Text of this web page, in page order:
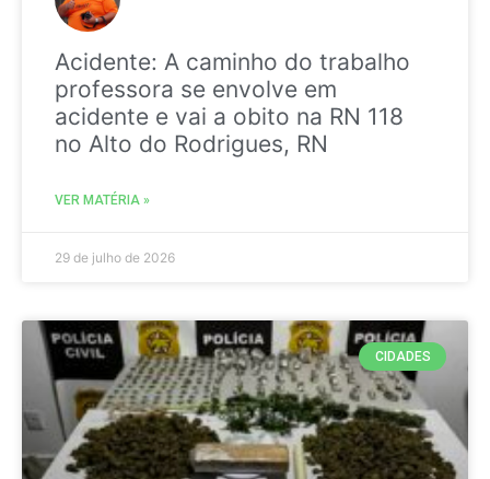
Acidente: A caminho do trabalho
professora se envolve em
acidente e vai a obito na RN 118
no Alto do Rodrigues, RN
VER MATÉRIA »
29 de julho de 2026
CIDADES